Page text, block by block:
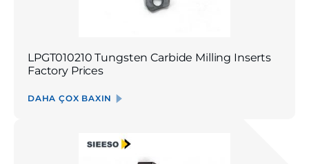
LPGT010210 Tungsten Carbide Milling Inserts
Factory Prices
DAHA ÇOX BAXIN